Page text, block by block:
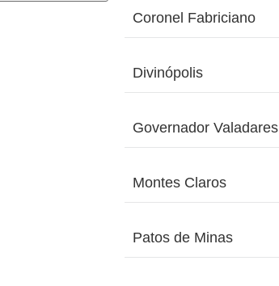
Coronel Fabriciano
Divinópolis
Governador Valadares
Montes Claros
Patos de Minas